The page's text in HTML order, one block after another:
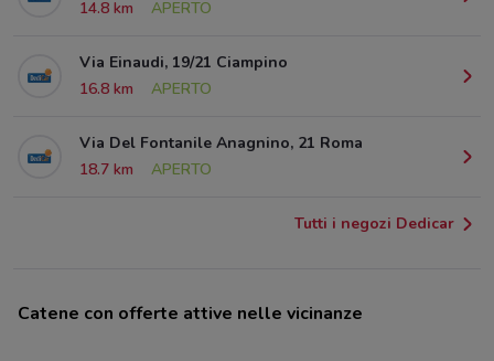
14.8 km
APERTO
Via Einaudi, 19/21 Ciampino
16.8 km
APERTO
Via Del Fontanile Anagnino, 21 Roma
18.7 km
APERTO
Tutti i negozi Dedicar
Catene con offerte attive nelle vicinanze